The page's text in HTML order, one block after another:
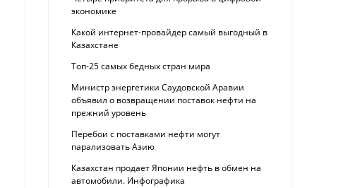
экономике
Какой интернет-провайдер самый выгодный в
Казахстане
Топ-25 самых бедных стран мира
Министр энергетики Саудовской Аравии
объявил о возвращении поставок нефти на
прежний уровень
Перебои с поставками нефти могут
парализовать Азию
Казахстан продает Японии нефть в обмен на
автомобили. Инфографика